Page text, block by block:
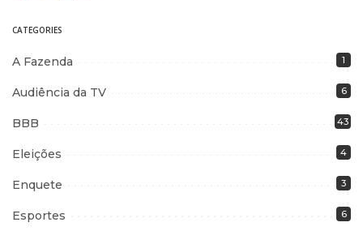
CATEGORIES
A Fazenda 1
Audiência da TV 6
BBB 43
Eleições 4
Enquete 3
Esportes 6